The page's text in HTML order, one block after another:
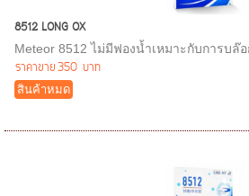
8512 LONG OX
Meteor 8512 ไม่มีฟองน้ำเหมาะกับการบล๊
ราคาขาย350 บาท
สินค้าหมด